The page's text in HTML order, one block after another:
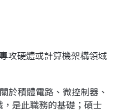
攻硬體或計算機架構領域
於積體電路、微控制器、
是此職務的基礎；碩士